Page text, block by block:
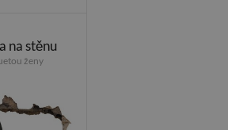
na stěnu
ženy